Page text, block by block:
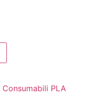
Consumabili PLA